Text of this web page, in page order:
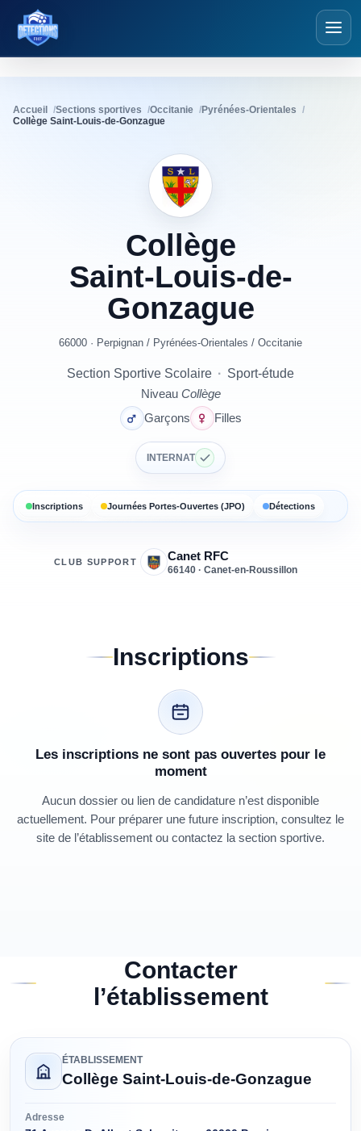
Détections Foot
Accueil Sections sportives Occitanie
Pyrénées-Orientales
Collège Saint-Louis-de-Gonzague
Collège
Saint-Louis-de-
Gonzague
66000 · Perpignan / Pyrénées-Orientales / Occitanie
Section Sportive Scolaire · Sport-étude
Niveau Collège
Garçons
Filles
INTERNAT
Inscriptions Journées Portes-Ouvertes (JPO) Détections
CLUB SUPPORT Canet RFC
66140 · Canet-en-Roussillon
Inscriptions
Les inscriptions ne sont pas ouvertes pour le
moment
Aucun dossier ou lien de candidature n’est disponible
actuellement. Pour préparer une future inscription, consultez le
site de l’établissement ou contactez la section sportive.
Contacter
l’établissement
ÉTABLISSEMENT
Collège Saint-Louis-de-Gonzague
Adresse